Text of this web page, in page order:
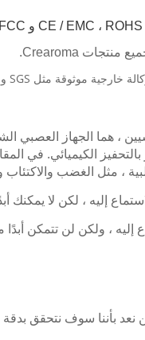
هما الجهاز العصبي
الكيميائي.
، مثل الغضب
إليه ، لكن لا يمكنك
، ولكن لن تتمكن أبدًا
بأننا سوف نتحقق بدقة